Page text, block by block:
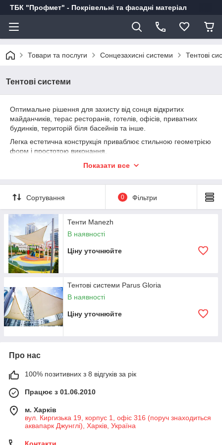
ТБК "Профмет" - Покрівельні та фасадні матеріал
Товари та послуги Сонцезахисні системи Тентові
Тентові системи
Оптимальне рішення для захисту від сонця відкритих
майданчиків, терас ресторанів, готелів, офісів, приватних
будинків, територій біля басейнів та інше.
Легка естетична конструкція приваблює стильною геометрією
форм і простотою виконання.
Показати все
Сортування 0 Фільтри
Тенти Manezh
В наявності
Ціну уточнюйте
Тентові системи Parus Gloria
В наявності
Ціну уточнюйте
Про нас
100% позитивних з 8 відгуків за рік
Працює з 01.06.2010
м. Харків
вул. Киргизька 19, корпус 1, офіс 316 (поруч знаходиться
аквапарк Джунглі), Харків, Україна